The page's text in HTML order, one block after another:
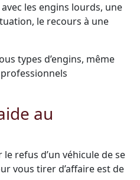
les engins lourds, une
le recours à une
types d’engins, même
au
refus d’un véhicule de se
vous tirer d’affaire est de